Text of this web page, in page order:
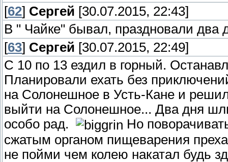
[62] Сергей [30.07.2015, 22:43]
В " Чайке" бывал, праздновали два
[63] Сергей [30.07.2015, 22:49]
С 10 по 13 ездил в горный.
Планировали ехать без
на Солонешное в Усть-Кане и
выйти на Солонешное... Два дня
особо рад.
Но
сжатым органом пищеварения
не пойми чем колею накатал будь